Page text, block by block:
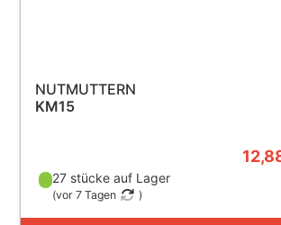
NUTMUTTERN
KM15
27 stücke auf Lager
(vor 7 Tagen )